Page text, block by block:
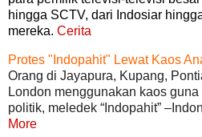
hingga SCTV, dari Indosiar
mereka. Cerita
Protes "Indopahit" Lewat Kaos
Orang di Jayapura, Kupang,
London menggunakan kaos
politik, meledek “Indopahit”
More